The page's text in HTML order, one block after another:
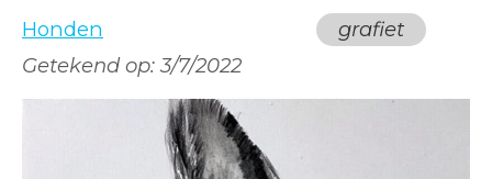
Honden
grafiet
Getekend op:3/7/2022